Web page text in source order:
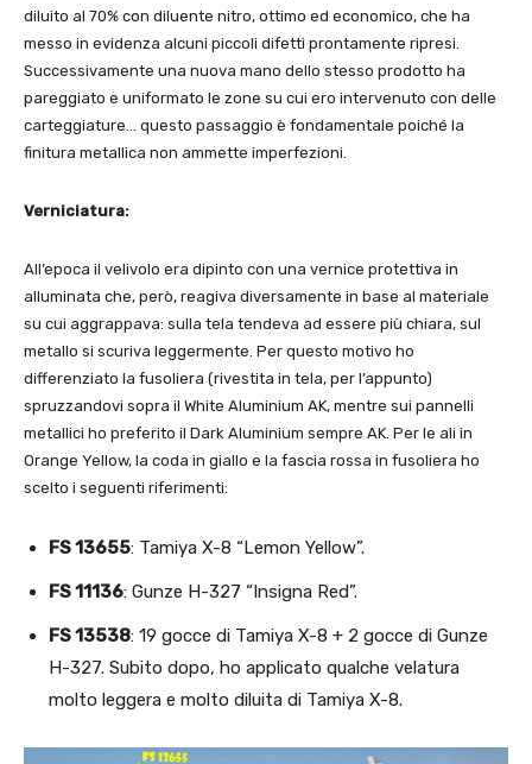
diluito al 70% con diluente nitro, ottimo ed economico, che ha
messo in evidenza alcuni piccoli difetti prontamente ripresi.
Successivamente una nuova mano dello stesso prodotto ha
pareggiato e uniformato le zone su cui ero intervenuto con delle
carteggiature… questo passaggio è fondamentale poiché la
finitura metallica non ammette imperfezioni.
Verniciatura:
All’epoca il velivolo era dipinto con una vernice protettiva in
alluminata che, però, reagiva diversamente in base al materiale
su cui aggrappava: sulla tela tendeva ad essere più chiara, sul
metallo si scuriva leggermente. Per questo motivo ho
differenziato la fusoliera (rivestita in tela, per l’appunto)
spruzzandovi sopra il White Aluminium AK, mentre sui pannelli
metallici ho preferito il Dark Aluminium sempre AK. Per le ali in
Orange Yellow, la coda in giallo e la fascia rossa in fusoliera ho
scelto i seguenti riferimenti:
FS 13655: Tamiya X-8 “Lemon Yellow”.
FS 11136: Gunze H-327 “Insigna Red”.
FS 13538: 19 gocce di Tamiya X-8 + 2 gocce di Gunze
H-327. Subito dopo, ho applicato qualche velatura
molto leggera e molto diluita di Tamiya X-8.